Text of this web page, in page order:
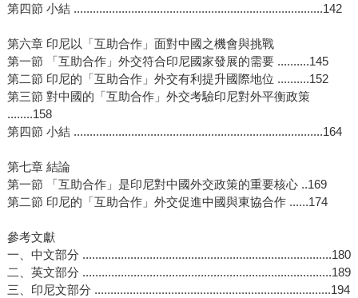
第四節 小結 ..............................................................................142
第六章 印尼以「互助合作」面對中國之機會與挑戰
第一節 「互助合作」外交符合印尼國家發展的需要 ..........145
第二節 印尼的「互助合作」外交有利提升國際地位 ..........152
第三節 對中國的「互助合作」外交考驗印尼對外平衡政策
........158
第四節 小結 ..............................................................................164
第七章 結論
第一節 「互助合作」是印尼對中國外交政策的重要核心 ..169
第二節 印尼的「互助合作」外交促進中國與東協合作 ......174
參考文獻
一、中文部分 ..............................................................................180
二、英文部分 ..............................................................................189
三、印尼文部分 ..........................................................................194